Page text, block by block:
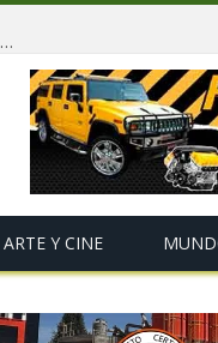
Conmemorarán la independencia de Bolivia y la llegada de Simón Bolívar con un tradicional «Gran Baile de Antaño» en La Paz
ARTE Y CINE